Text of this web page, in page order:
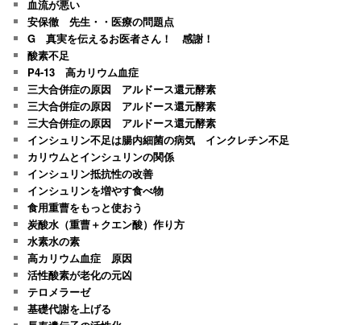
血流が悪い
安保徹 先生・・医療の問題点
G 真実を伝えるお医者さん！ 感謝！
酸素不足
P4-13 高カリウム血症
三大合併症の原因 アルドース還元酵素
三大合併症の原因 アルドース還元酵素
三大合併症の原因 アルドース還元酵素
インシュリン不足は腸内細菌の病気 インクレチン不足
カリウムとインシュリンの関係
インシュリン抵抗性の改善
インシュリンを増やす食べ物
食用重曹をもっと使おう
炭酸水（重曹＋クエン酸）作り方
水素水の素
高カリウム血症 原因
活性酸素が老化の元凶
テロメラーゼ
基礎代謝を上げる